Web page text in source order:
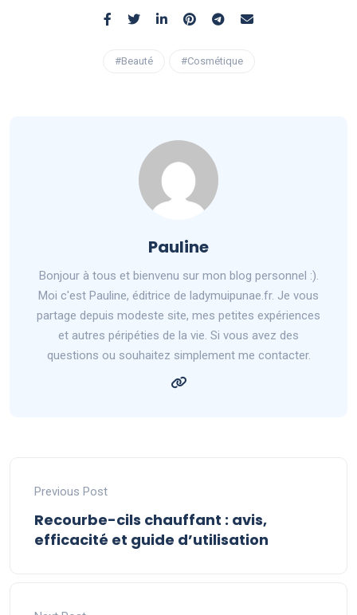
#Beauté #Cosmétique
Pauline
Bonjour à tous et bienvenu sur mon blog personnel :).
Moi c'est Pauline, éditrice de ladymuipunae.fr. Je vous
partage depuis modeste site, mes petites expériences
et autres péripéties de la vie. Si vous avez des
questions ou souhaitez simplement me contacter.
Previous Post
Recourbe-cils chauffant : avis,
efficacité et guide d’utilisation